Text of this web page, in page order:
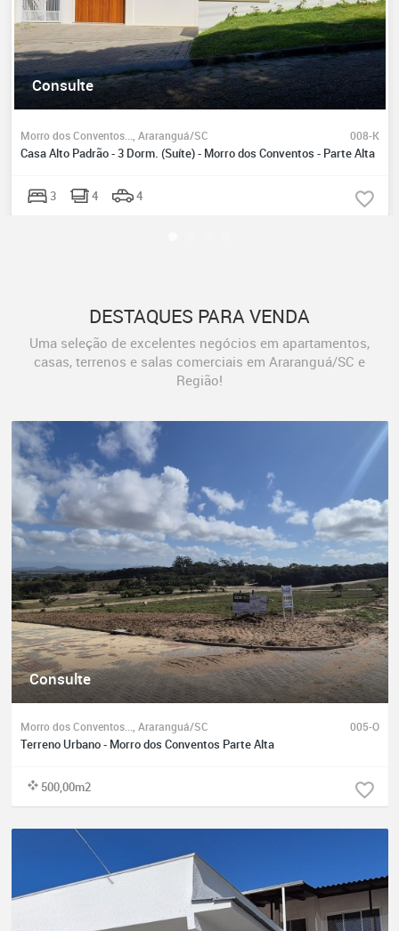
Consulte
Morro dos Conventos..., Araranguá/SC 008-K
Casa Alto Padrão - 3 Dorm. (Suíte) - Morro dos Conventos - Parte Alta
3 4 4
DESTAQUES PARA VENDA
Uma seleção de excelentes negócios em apartamentos,
casas, terrenos e salas comerciais em Araranguá/SC e
Região!
Consulte
Morro dos Conventos..., Araranguá/SC 005-O
Terreno Urbano - Morro dos Conventos Parte Alta
500,00m2